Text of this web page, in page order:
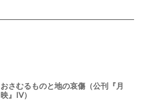
おさむるものと地の哀傷（公刊『月
映』IV）